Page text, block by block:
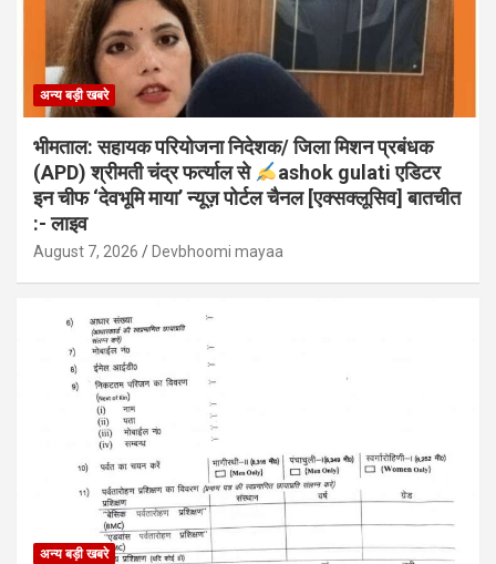
अन्य बड़ी खबरे
भीमताल: सहायक परियोजना निदेशक/ जिला मिशन प्रबंधक
(APD) श्रीमती चंद्र फर्त्याल से
ashok gulati एडिटर
इन चीफ ‘देवभूमि माया’ न्यूज़ पोर्टल चैनल [एक्सक्लूसिव] बातचीत
:- लाइव
August 7, 2026 Devbhoomi mayaa
अन्य बड़ी खबरे